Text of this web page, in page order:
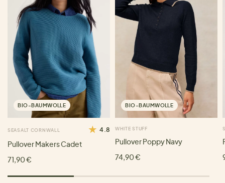
BIO-BAUMWOLLE
SEASALT CORNWALL 4.8
Pullover Makers Cadet
71,90 €
BIO-BAUMWOLLE
WHITE STUFF
Pullover Poppy Navy
74,90 €